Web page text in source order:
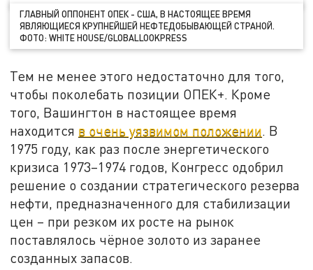
ГЛАВНЫЙ ОППОНЕНТ ОПЕК - США, В НАСТОЯЩЕЕ ВРЕМЯ
ЯВЛЯЮЩИЕСЯ КРУПНЕЙШЕЙ НЕФТЕДОБЫВАЮЩЕЙ СТРАНОЙ.
ФОТО: WHITE HOUSE/GLOBALLOOKPRESS
Тем не менее этого недостаточно для того,
чтобы поколебать позиции ОПЕК+. Кроме
того, Вашингтон в настоящее время
находится в очень уязвимом положении. В
1975 году, как раз после энергетического
кризиса 1973–1974 годов, Конгресс одобрил
решение о создании стратегического резерва
нефти, предназначенного для стабилизации
цен – при резком их росте на рынок
поставлялось чёрное золото из заранее
созданных запасов.